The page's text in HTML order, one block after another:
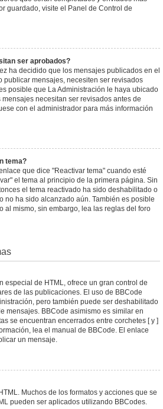
guardado, visite el Panel de Control de
ser aprobados?
ha decidido que los mensajes publicados en el
publicar mensajes, necesiten ser revisados
posible que La Administración le haya ubicado
necesitan ser revisados antes de
con el administrador para más información
tema?
que dice "Reactivar tema" cuando esté
el tema al principio de la primera página. Sin
el tema reactivado ha sido deshabilitado o
no ha sido alcanzado aún. También es posible
al mismo, sin embargo, lea las reglas del foro
especial de HTML, ofrece un gran control de
de las publicaciones. El uso de BBCode
pero también puede ser deshabilitado
mensajes. BBCode asimismo es similar en
se encuentran encerrados entre corchetes [ y ]
lea el manual de BBCode. El enlace
un mensaje.
Muchos de los formatos y acciones que se
pueden ser aplicados utilizando BBCodes.